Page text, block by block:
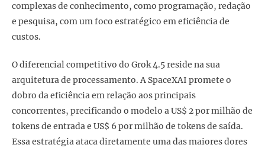
complexas de conhecimento, como programação, redação
e pesquisa, com um foco estratégico em eficiência de
custos.
O diferencial competitivo do Grok 4.5 reside na sua
arquitetura de processamento. A SpaceXAI promete o
dobro da eficiência em relação aos principais
concorrentes, precificando o modelo a US$ 2 por milhão de
tokens de entrada e US$ 6 por milhão de tokens de saída.
Essa estratégia ataca diretamente uma das maiores dores